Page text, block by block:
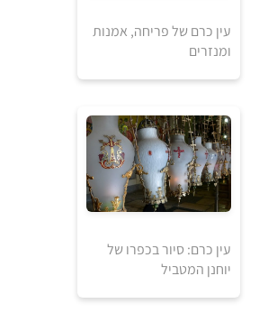
למידע ולרכישה
עין כרם של פריחה, אמנות
ומנזרים
עין כרם: סיור בכפרו של
יוחנן המטביל